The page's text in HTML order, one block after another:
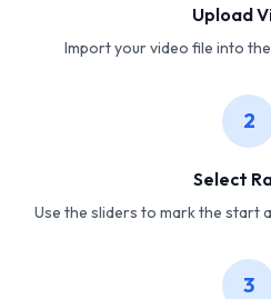
Upload
Import your video file into
2
Select
Use the sliders to mark the start
3